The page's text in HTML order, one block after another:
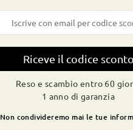
Riceve il codice sconto
Reso e scambio entro 60
1 anno di garanzia
Non condivideremo mai le tue